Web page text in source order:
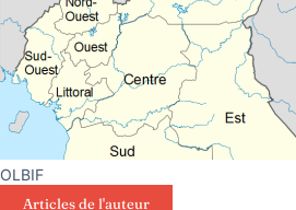
OLBIF
Articles de l'auteur